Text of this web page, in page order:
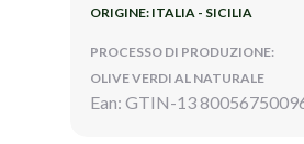
ORIGINE: ITALIA - SICILIA
PROCESSO DI PRODUZIONE:
OLIVE VERDI AL NATURALE
Ean: GTIN-13